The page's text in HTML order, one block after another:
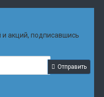
и акций, подписавшись
Отправить